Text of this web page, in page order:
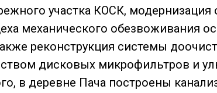
участка КОСК,
механического обезвоживания
реконструкция системы
дисковых микрофильтров и
в деревне Пача построены